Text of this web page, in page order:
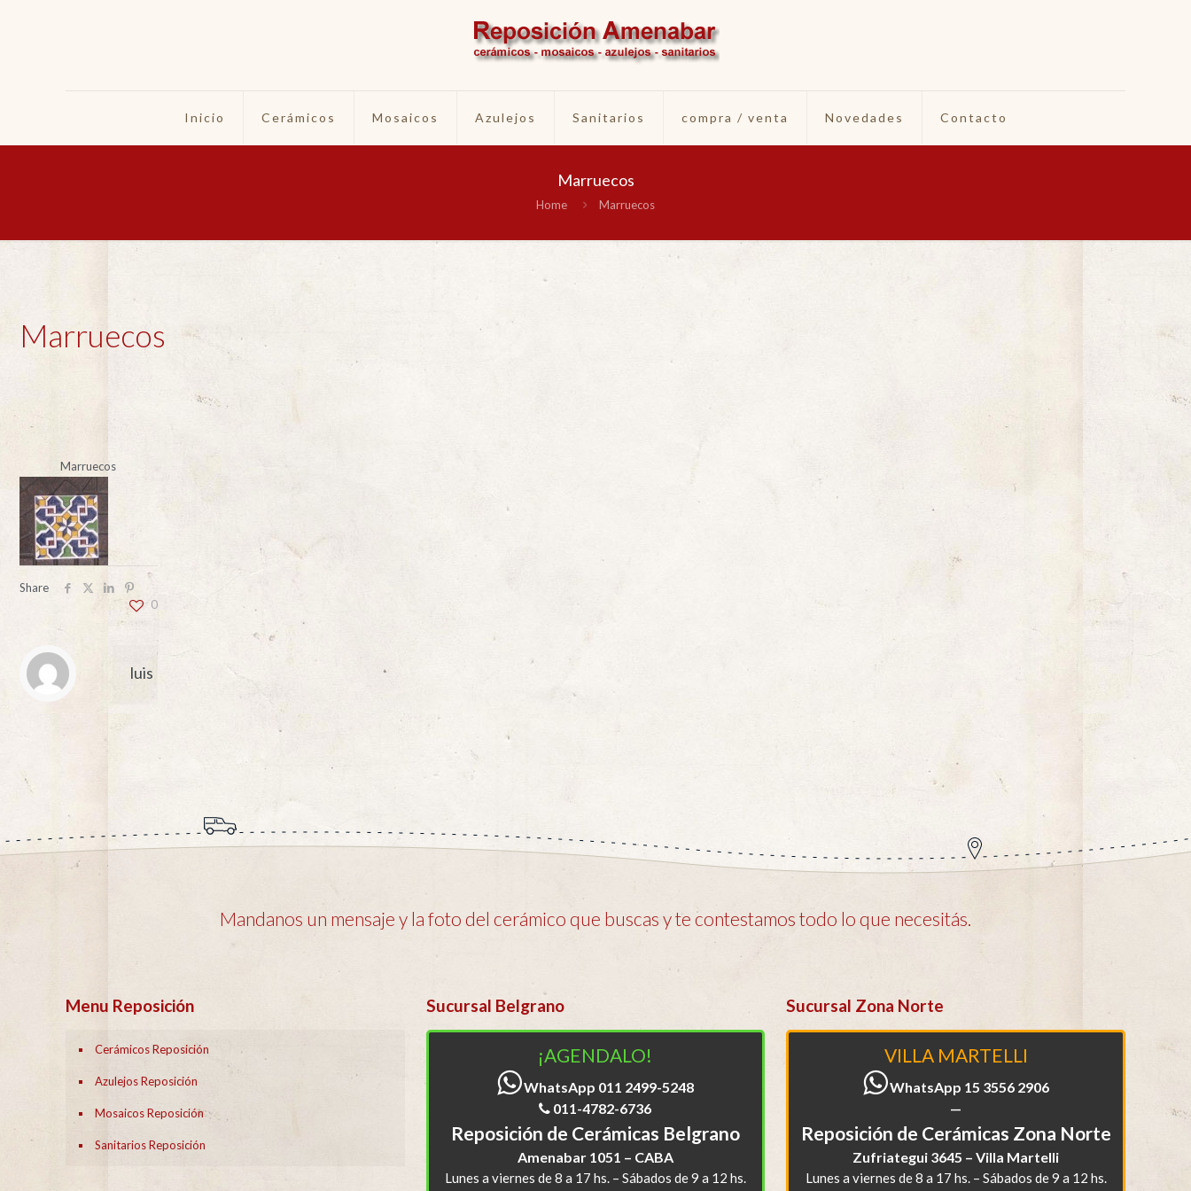
Inicio Cerámicos Mosaicos Azulejos Sanitarios compra / venta Novedades Contacto
Marruecos
Home Marruecos
Marruecos
Marruecos
Share
0
luis
Mandanos un mensaje y la foto del cerámico que buscas y te contestamos todo lo que necesitás.
Menu Reposición
Cerámicos Reposición
Azulejos Reposición
Mosaicos Reposición
Sanitarios Reposición
Sucursal Belgrano
¡AGENDALO!
WhatsApp 011 2499-5248
011-4782-6736
Reposición de Cerámicas Belgrano
Amenabar 1051 – CABA
Lunes a viernes de 8 a 17 hs. – Sábados de 9 a 12 hs.
Sucursal Zona Norte
VILLA MARTELLI
WhatsApp 15 3556 2906
—
Reposición de Cerámicas Zona Norte
Zufriategui 3645 – Villa Martelli
Lunes a viernes de 8 a 17 hs. – Sábados de 9 a 12 hs.